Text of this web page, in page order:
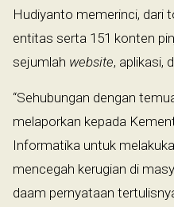
Hudiyanto memerinci, dari
entitas serta 151 konten
sejumlah website, aplikasi,
“Sehubungan dengan
melaporkan kepada
Informatika untuk
mencegah kerugian di
daam pernyataan